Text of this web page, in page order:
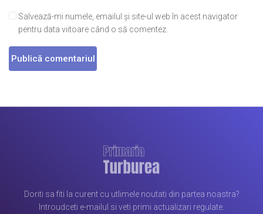
Salvează-mi numele, emailul și site-ul web în acest navigator
pentru data viitoare când o să comentez.
Doriti sa fiti la curent cu utlimele noutati din partea noastra?
Introudceti e-mailul si veti primi actualizari regulate.